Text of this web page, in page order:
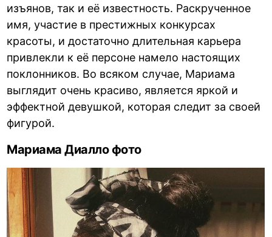
изъянов, так и её известность. Раскрученное
имя, участие в престижных конкурсах
красоты, и достаточно длительная карьера
привлекли к её персоне намело настоящих
поклонников. Во всяком случае, Мариама
выглядит очень красиво, является яркой и
эффектной девушкой, которая следит за своей
фигурой.
Мариама Диалло фото